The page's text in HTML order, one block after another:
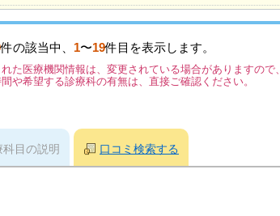
件の該当中、 1〜19件目を表示します。
た医療機関情報は、変更されている場合がありますので、
や希望する診療科の有無は、直接ご確認ください。
科目の説明 口コミ検索する